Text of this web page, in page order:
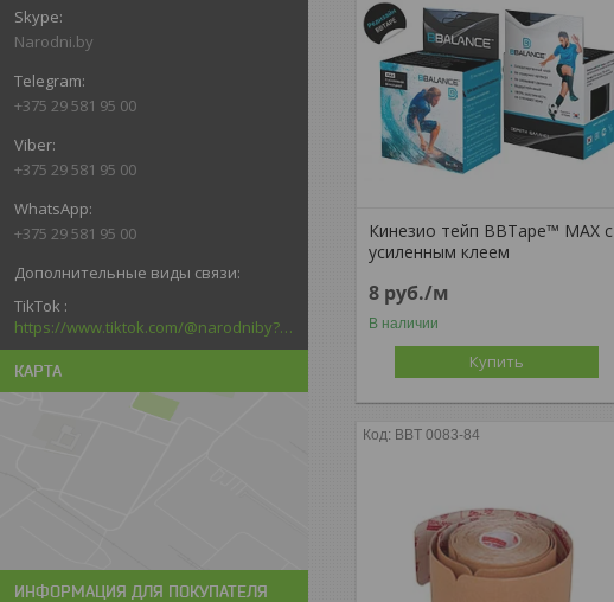
Narodni.by
+375 29 581 95 00
+375 29 581 95 00
+375 29 581 95 00
TikTok
https://www.tiktok.com/@narodniby?_d=secCgYIASAHKAESMgowNi2kqb6kACtPxDFMS5F6dRGTadF39Pc3n3jrlZxq6nMzJ6welMlNk6LtVvGLhTZ4GgA%3D&language=ru&sec_uid=MS4wLjABAAAAGNa8ssld7lkG8CrKEAd5LVQIDzxfLHVPgcTs5w61T8x5BHEa0P95Bf2YgAJrzrfu&sec_user_id=MS4wLjABAAAAGNa8ssl
КАРТА
ИНФОРМАЦИЯ ДЛЯ ПОКУПАТЕЛЯ
Кинезио тейп BBTape™ МАХ c
усиленным клеем
8 руб./м
В наличии
Купить
BBT 0083-84